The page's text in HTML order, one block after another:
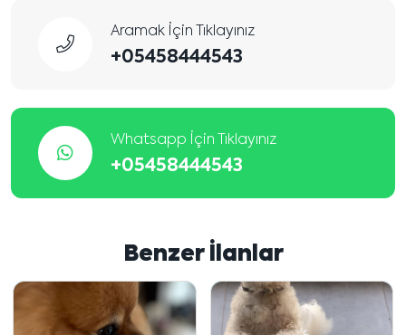
Aramak İçin Tıklayınız
+05458444543
Whatsapp İçin Tıklayınız
+05458444543
Benzer İlanlar